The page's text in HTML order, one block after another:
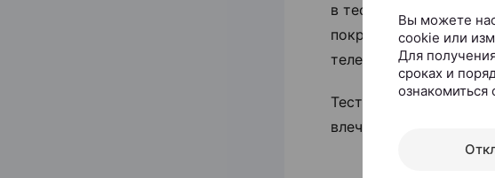
в тестостероне
покров. Его
теле и лице, но на
Тестостерон играет
влечения. Поэтому
Вы можете
cookie или
Для
сроках и
ознакомиться